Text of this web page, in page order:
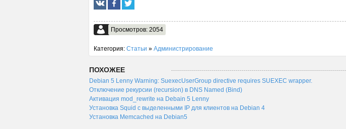
Просмотров: 2054
Категория: Статьи » Администрирование
ПОХОЖЕЕ
Debian 5 Lenny Warning: SuexecUserGroup directive requires SUEXEC wrapper.
Отключение рекурсии (recursion) в DNS Named (Bind)
Активация mod_rewrite на Debain 5 Lenny
Установка Squid с выделенными IP для клиентов на Debian 4
Установка Memcached на Debian5